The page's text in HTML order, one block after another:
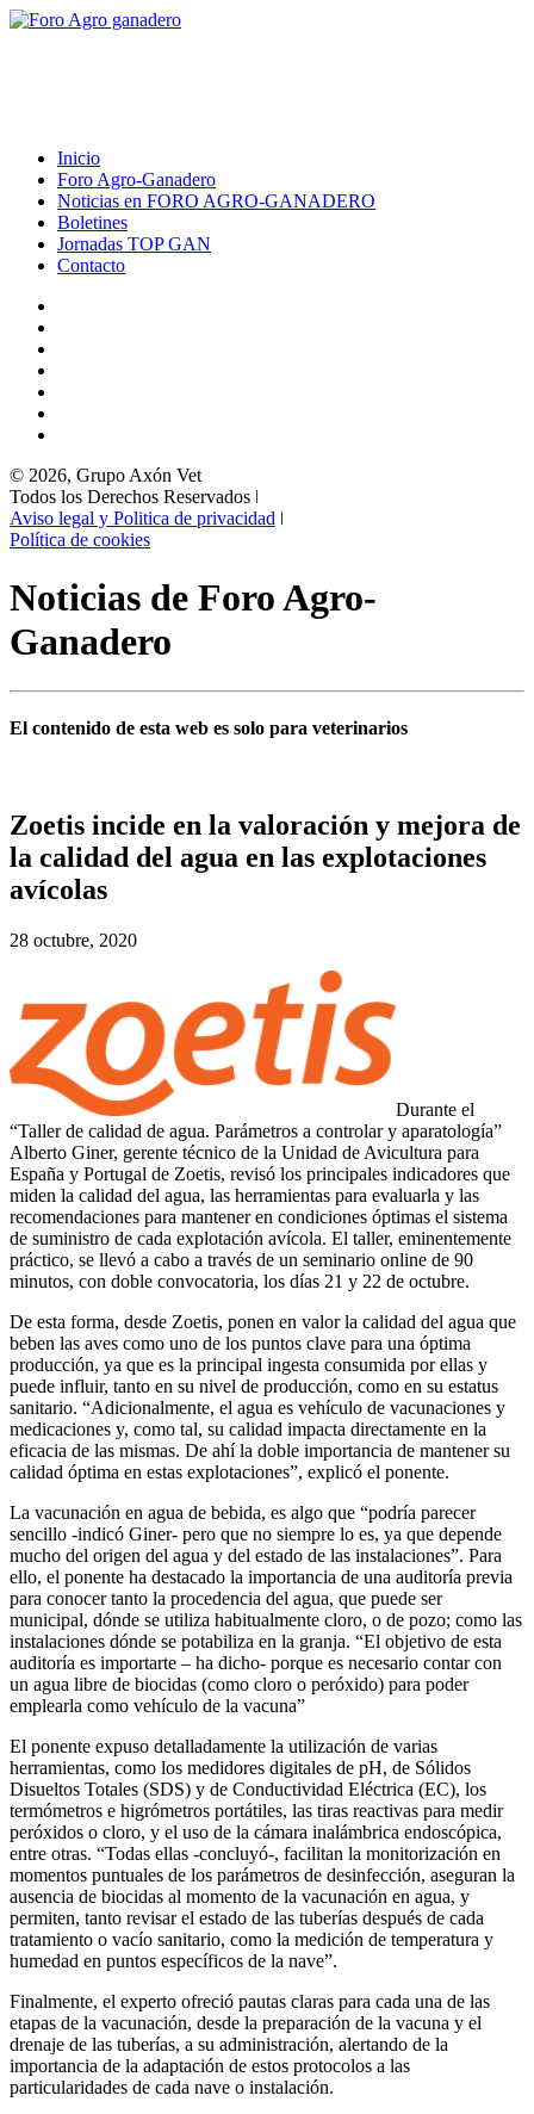
Inicio
Foro Agro-Ganadero
Noticias en FORO AGRO-GANADERO
Boletines
Jornadas TOP GAN
Contacto
© 2026, Grupo Axón Vet
Todos los Derechos Reservados ǀ
Aviso legal y Politica de privacidad ǀ
Política de cookies
Noticias de Foro Agro-
Ganadero
El contenido de esta web es solo para veterinarios
Zoetis incide en la valoración y mejora de
la calidad del agua en las explotaciones
avícolas
28 octubre, 2020
Durante el
“Taller de calidad de agua. Parámetros a controlar y aparatología”
Alberto Giner, gerente técnico de la Unidad de Avicultura para
España y Portugal de Zoetis, revisó los principales indicadores que
miden la calidad del agua, las herramientas para evaluarla y las
recomendaciones para mantener en condiciones óptimas el sistema
de suministro de cada explotación avícola. El taller, eminentemente
práctico, se llevó a cabo a través de un seminario online de 90
minutos, con doble convocatoria, los días 21 y 22 de octubre.
De esta forma, desde Zoetis, ponen en valor la calidad del agua que
beben las aves como uno de los puntos clave para una óptima
producción, ya que es la principal ingesta consumida por ellas y
puede influir, tanto en su nivel de producción, como en su estatus
sanitario. “Adicionalmente, el agua es vehículo de vacunaciones y
medicaciones y, como tal, su calidad impacta directamente en la
eficacia de las mismas. De ahí la doble importancia de mantener su
calidad óptima en estas explotaciones”, explicó el ponente.
La vacunación en agua de bebida, es algo que “podría parecer
sencillo -indicó Giner- pero que no siempre lo es, ya que depende
mucho del origen del agua y del estado de las instalaciones”. Para
ello, el ponente ha destacado la importancia de una auditoría previa
para conocer tanto la procedencia del agua, que puede ser
municipal, dónde se utiliza habitualmente cloro, o de pozo; como las
instalaciones dónde se potabiliza en la granja. “El objetivo de esta
auditoría es importarte – ha dicho- porque es necesario contar con
un agua libre de biocidas (como cloro o peróxido) para poder
emplearla como vehículo de la vacuna”
El ponente expuso detalladamente la utilización de varias
herramientas, como los medidores digitales de pH, de Sólidos
Disueltos Totales (SDS) y de Conductividad Eléctrica (EC), los
termómetros e higrómetros portátiles, las tiras reactivas para medir
peróxidos o cloro, y el uso de la cámara inalámbrica endoscópica,
entre otras. “Todas ellas -concluyó-, facilitan la monitorización en
momentos puntuales de los parámetros de desinfección, aseguran la
ausencia de biocidas al momento de la vacunación en agua, y
permiten, tanto revisar el estado de las tuberías después de cada
tratamiento o vacío sanitario, como la medición de temperatura y
humedad en puntos específicos de la nave”.
Finalmente, el experto ofreció pautas claras para cada una de las
etapas de la vacunación, desde la preparación de la vacuna y el
drenaje de las tuberías, a su administración, alertando de la
importancia de la adaptación de estos protocolos a las
particularidades de cada nave o instalación.